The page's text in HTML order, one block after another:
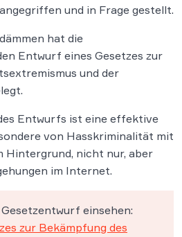
und in Frage gestellt.
hat die
Entwurf eines Gesetzes zur
und der
Entwurfs ist eine effektive
von Hasskriminalität mit
nicht nur, aber
im Internet.
einsehen:
zur Bekämpfung des